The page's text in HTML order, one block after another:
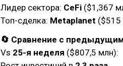
Лидер сектора: CeFi ($1,367
Топ-сделка: Metaplanet ($515
🔄 Сравнение с
Vs 25-я неделя ($807,5 млн):